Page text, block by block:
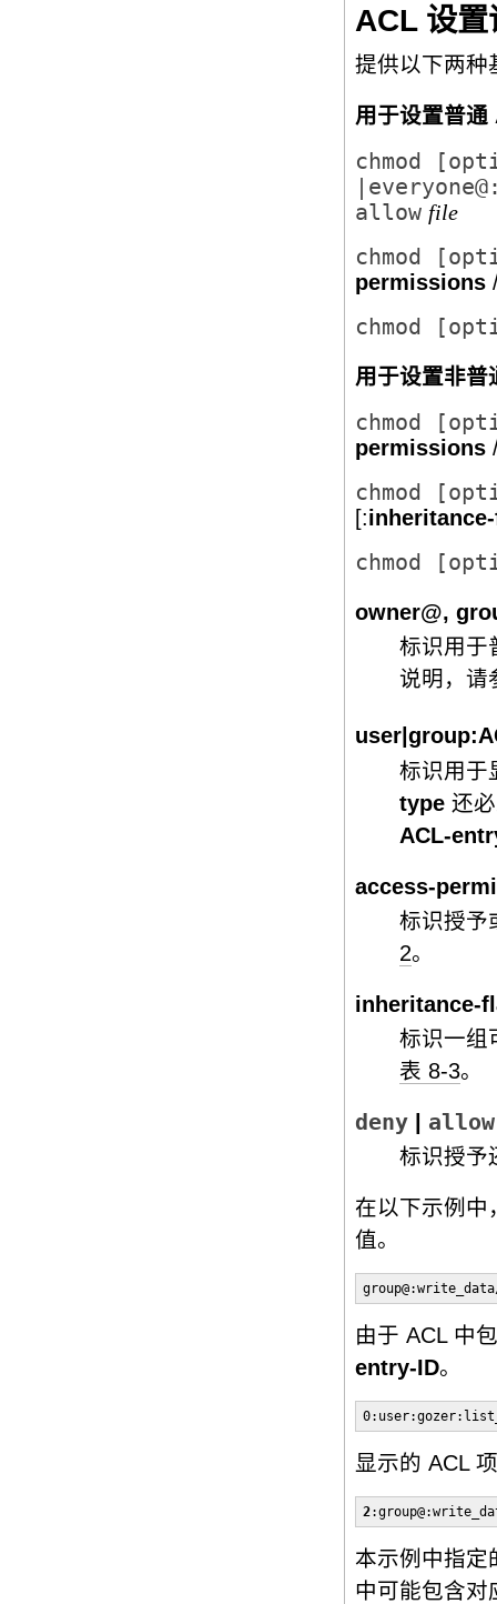
ACL 设置
提供以下两种
用于设置普通
chmod
allow file
chmod
permissions
chmod
用于设置非普
chmod
permissions
chmod
[:
chmod
owner@,
标识用于
说明，请
user|group:
标识用于
type 还
ACL-
access-
标识授予
2。
inheritance-
标识一组
表 8-3。
deny allow
标识授予
在以下示例中
值。
由于 ACL 中
entry-ID。
显示的 ACL
2
本示例中指定
中可能包含对